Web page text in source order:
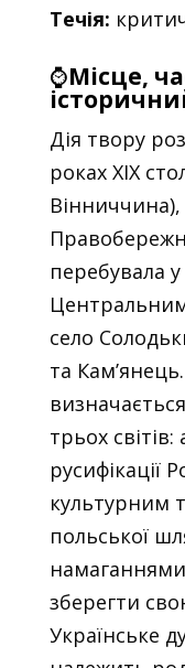
Течія:
⌚Місце,
Дія твору
роках XIX
перебувала у
село
та
трьох
русифікації
культурним
польської
зберегти
Українське